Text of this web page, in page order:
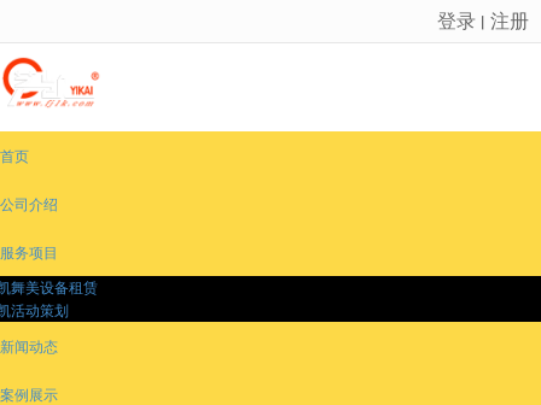
很遗憾，因您的浏览器版本过低导致无法获得最佳浏览体验，推荐下载安装谷歌浏览器！
登录 丨 注册
首页
公司介绍
服务项目
舞美设备租赁
活动策划
新闻动态
案例展示